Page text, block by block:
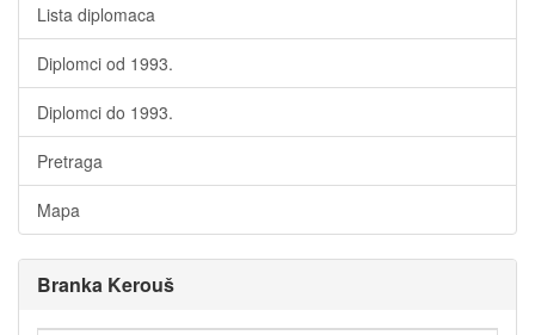
Lista diplomaca
Diplomci od 1993.
Diplomci do 1993.
Pretraga
Mapa
Branka Kerouš